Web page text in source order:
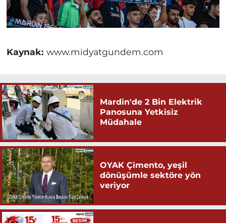
Kaynak: www.midyatgundem.com
Mardin'de 2 Bin Elektrik
Panosuna Yetkisiz
Müdahale
OYAK Çimento, yeşil
dönüşümle sektöre yön
veriyor